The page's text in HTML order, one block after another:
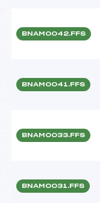
BNAM0042.FFS
BNAM0041.FFS
BNAM0033.FFS
BNAM0031.FFS